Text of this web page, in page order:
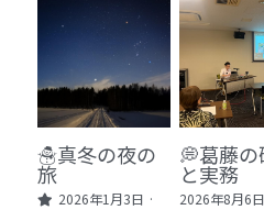
🙌自傷・他害・パニック
🏫社会福祉法人ぐらんま
🛒Learn More!（商品）
❓FAQ
☃️真冬の夜の
旅
2026年1月3日 ·
💭葛藤
と実務
2026年8月6日